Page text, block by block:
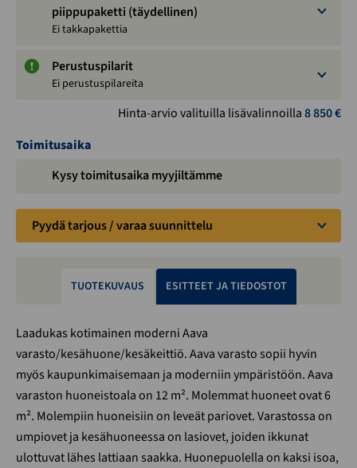
piippupaketti (täydellinen)
Ei takkapakettia
Perustuspilarit
Ei perustuspilareita
Hinta-arvio valituilla lisävalinnoilla8 850€
Toimitusaika
Kysy toimitusaika myyjiltämme
Pyydä tarjous / varaa suunnittelu
TUOTEKUVAUS ESITTEET JA TIEDOSTOT
Laadukas kotimainen moderni Aava
varasto/kesähuone/kesäkeittiö. Aava varasto sopii hyvin
myös kaupunkimaisemaan ja moderniin ympäristöön. Aava
varaston huoneistoala on 12 m². Molemmat huoneet ovat 6
m². Molempiin huoneisiin on leveät pariovet. Varastossa on
umpiovet ja kesähuoneessa on lasiovet, joiden ikkunat
ulottuvat lähes lattiaan saakka. Huonepuolella on kaksi isoa,